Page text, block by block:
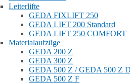
Leiterlifte
GEDA FIXLIFT 250
GEDA LIFT 200 Standard
GEDA LIFT 250 COMFORT
Materialaufzüge
GEDA 200 Z
GEDA 300 Z
GEDA 500 Z / GEDA 500 Z
GEDA 500 Z F